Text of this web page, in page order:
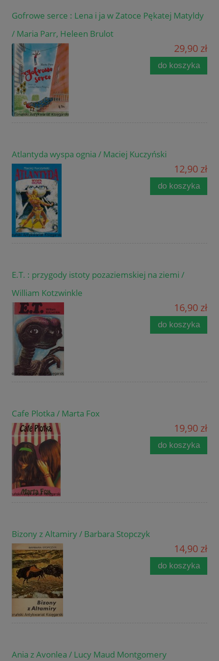
Gofrowe serce : Lena i ja w Zatoce Pękatej Matyldy
/ Maria Parr, Heleen Brulot
29,90 zł
do koszyka
Atlantyda wyspa ognia / Maciej Kuczyński
12,90 zł
do koszyka
E.T. : przygody istoty pozaziemskiej na ziemi /
William Kotzwinkle
16,90 zł
do koszyka
Cafe Plotka / Marta Fox
19,90 zł
do koszyka
Bizony z Altamiry / Barbara Stopczyk
14,90 zł
do koszyka
Ania z Avonlea / Lucy Maud Montgomery